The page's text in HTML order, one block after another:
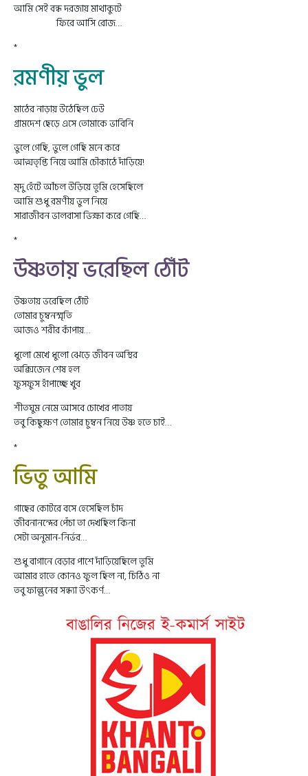
আমি সেই বন্ধ দরজায় মাথাকুটে
ফিরে আসি রোজ…
*
রমণীয় ভুল
মাঠের নাড়ায় উঠেছিল ঢেউ
গ্রামদেশ ছেড়ে এসে তোমাকে ভাবিনি
ভুলে গেছি, ভুলে গেছি মনে করে
আত্মতৃপ্তি নিয়ে আমি চৌকাঠে দাঁড়িয়ে!
মৃদু হেঁটে আঁচল উড়িয়ে তুমি হেসেছিলে
আমি শুধু রমণীয় ভুল নিয়ে
সারাজীবন ভালবাসা ভিক্ষা করে গেছি…
*
উষ্ণতায় ভরেছিল ঠোঁট
উষ্ণতায় ভরেছিল ঠোঁট
তোমার চুম্বনস্মৃতি
আজও শরীর কাঁপায়…
ধুলো মেখে ধুলো ঝেড়ে জীবন অস্থির
অক্সিজেন শেষ হল
ফুসফুস হাঁপাচ্ছে খুব
শীতঘুম নেমে আসবে চোখের পাতায়
তবু কিছুক্ষণ তোমার চুম্বন নিয়ে উষ্ণ হতে চাই…
*
ভিতু আমি
গাছের কোটরে বসে হেসেছিল চাঁদ
জীবনানন্দের পেঁচা তা দেখছিল কিনা
সেটা অনুমান-নির্ভর…
শুধু বাগানে বেড়ার পাশে দাঁড়িয়েছিলে তুমি
আমার হাতে কোনও ফুল ছিল না, চিঠিও না
তবু ফাল্গুনের সন্ধ্যা উৎকর্ণ…